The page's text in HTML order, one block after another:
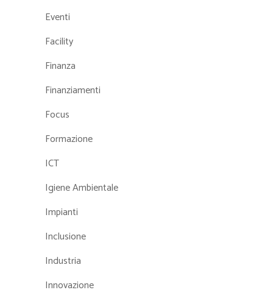
Eventi
Facility
Finanza
Finanziamenti
Focus
Formazione
ICT
Igiene Ambientale
Impianti
Inclusione
Industria
Innovazione